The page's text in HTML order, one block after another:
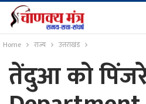
Home राज्य उत्तराखंड
तेंदुआ को